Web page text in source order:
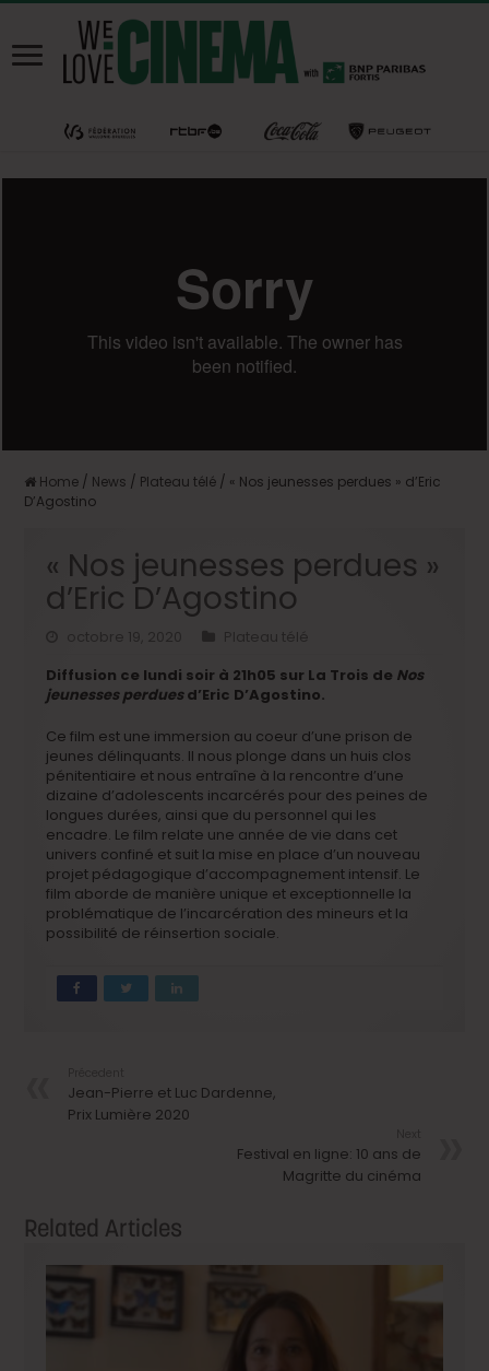
Home / News / Plateau télé / « Nos jeunesses perdues » d’Eric
D’Agostino
« Nos jeunesses perdues »
d’Eric D’Agostino
octobre 19, 2020
Plateau télé
Diffusion ce lundi soir à 21h05 sur La Trois de Nos
jeunesses perduesd’Eric D’Agostino.
Ce film est une immersion au coeur d’une prison de
jeunes délinquants. Il nous plonge dans un huis clos
pénitentiaire et nous entraîne à la rencontre d’une
dizaine d’adolescents incarcérés pour des peines de
longues durées, ainsi que du personnel qui les
encadre. Le film relate une année de vie dans cet
univers confiné et suit la mise en place d’un nouveau
projet pédagogique d’accompagnement intensif. Le
film aborde de manière unique et exceptionnelle la
problématique de l’incarcération des mineurs et la
possibilité de réinsertion sociale.
Jean-Pierre et Luc Dardenne,
Prix Lumière 2020
Festival en ligne: 10 ans de
Magritte du cinéma
Related Articles